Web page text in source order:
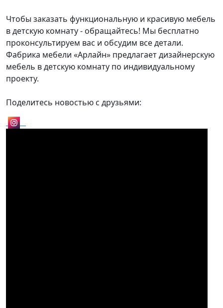
Чтобы заказать функциональную и красивую мебель
в детскую комнату - обращайтесь! Мы бесплатно
проконсультируем вас и обсудим все детали.
Фабрика мебели «Арлайн» предлагает дизайнерскую
мебель в детскую комнату по индивидуальному
проекту.
Поделитесь новостью с друзьями: